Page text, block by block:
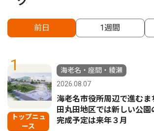
前日 1週間
1
トップニュ
ース
海老名・座間・綾瀬
2026.08.07
海老名市役所周辺で進むま
田丸田地区では新しい公
完成予定は来年３月